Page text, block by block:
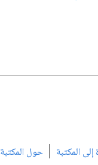
المكتبة | حول المكتبة